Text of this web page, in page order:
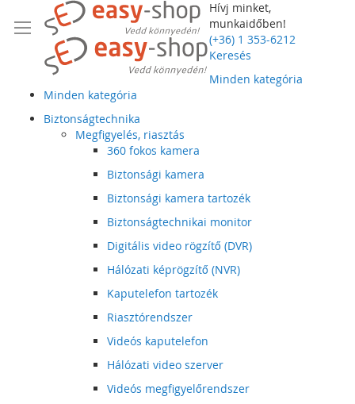
Hívj minket,
munkaidőben!
(+36) 1 353-6212
Keresés
Minden kategória
Minden kategória
Biztonságtechnika
Megfigyelés, riasztás
360 fokos kamera
Biztonsági kamera
Biztonsági kamera tartozék
Biztonságtechnikai monitor
Digitális video rögzítő (DVR)
Hálózati képrögzítő (NVR)
Kaputelefon tartozék
Riasztórendszer
Videós kaputelefon
Hálózati video szerver
Videós megfigyelőrendszer